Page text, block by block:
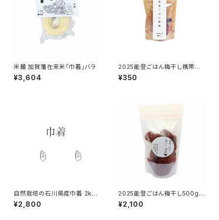
米麺 加賀藩在来米「巾着」バラ
¥3,604
2025能登ごはん梅干し携帯パッ
ク ５個入り
¥350
自然栽培の石川県産巾着 2kg
2025年
¥2,800
2025能登ごはん梅干し500g
自然栽培
¥2,100